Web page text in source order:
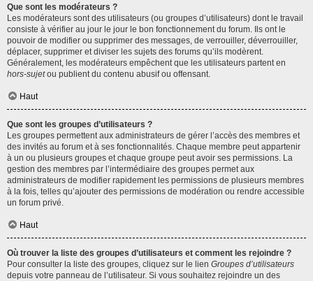
Que sont les modérateurs ?
Les modérateurs sont des utilisateurs (ou groupes d’utilisateurs) dont le travail
consiste à vérifier au jour le jour le bon fonctionnement du forum. Ils ont le
pouvoir de modifier ou supprimer des messages, de verrouiller, déverrouiller,
déplacer, supprimer et diviser les sujets des forums qu’ils modèrent.
Généralement, les modérateurs empêchent que les utilisateurs partent en
hors-sujetou publient du contenu abusif ou offensant.
Haut
Que sont les groupes d’utilisateurs ?
Les groupes permettent aux administrateurs de gérer l’accès des membres et
des invités au forum et à ses fonctionnalités. Chaque membre peut appartenir
à un ou plusieurs groupes et chaque groupe peut avoir ses permissions. La
gestion des membres par l’intermédiaire des groupes permet aux
administrateurs de modifier rapidement les permissions de plusieurs membres
à la fois, telles qu’ajouter des permissions de modération ou rendre accessible
un forum privé.
Haut
Où trouver la liste des groupes d’utilisateurs et comment les rejoindre ?
Pour consulter la liste des groupes, cliquez sur le lien Groupes d’utilisateurs
depuis votre panneau de l’utilisateur. Si vous souhaitez rejoindre un des